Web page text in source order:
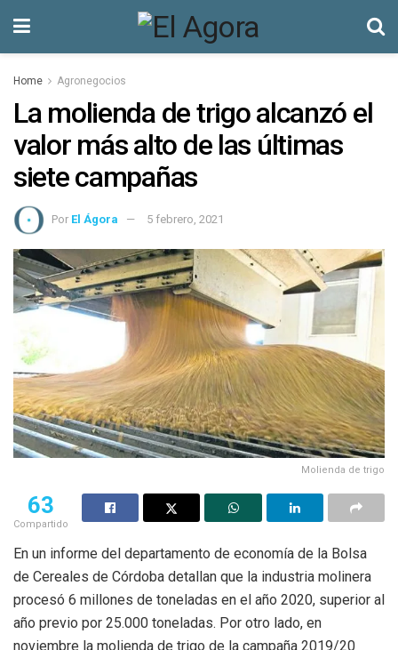
Home Agronegocios
La molienda de trigo alcanzó el
valor más alto de las últimas
siete campañas
Por El Ágora 5 febrero, 2021
Molienda de trigo
63
Compartido
En un informe del departamento de economía de la Bolsa
de Cereales de Córdoba detallan que la industria molinera
procesó 6 millones de toneladas en el año 2020, superior al
año previo por 25.000 toneladas. Por otro lado, en
noviembre la molienda de trigo de la campaña 2019/20